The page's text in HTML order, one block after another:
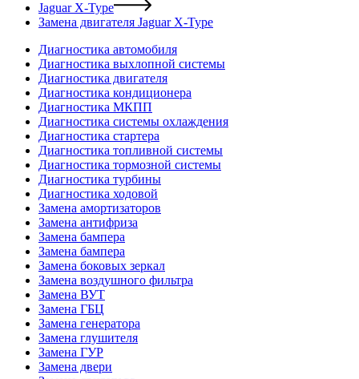
Jaguar X-Type
Замена двигателя Jaguar X-Type
Диагностика автомобиля
Диагностика выхлопной системы
Диагностика двигателя
Диагностика кондиционера
Диагностика МКПП
Диагностика системы охлаждения
Диагностика стартера
Диагностика топливной системы
Диагностика тормозной системы
Диагностика турбины
Диагностика ходовой
Замена амортизаторов
Замена антифриза
Замена бампера
Замена бампера
Замена боковых зеркал
Замена воздушного фильтра
Замена ВУТ
Замена ГБЦ
Замена генератора
Замена глушителя
Замена ГУР
Замена двери